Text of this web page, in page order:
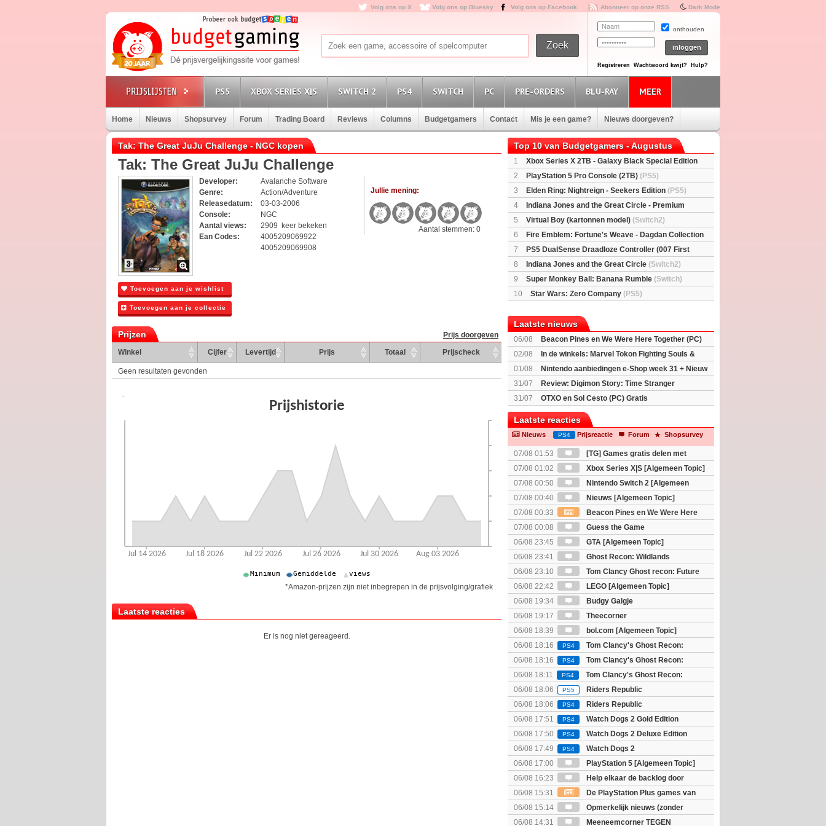
Volg ons op X Volg ons op Bluesky Volg ons op Facebook Abonneer op onze RSS Dark Mode
onthouden
Registreren Wachtwoord kwijt? Hulp?
PS5 XBOX SERIES X|S SWITCH 2 PS4 SWITCH PC PRE-ORDERS BLU-RAY MEER
Home Nieuws Shopsurvey Forum Trading Board Reviews Columns Budgetgamers Contact Mis je een game? Nieuws doorgeven?
Tak: The Great JuJu Challenge - NGC kopen
Tak: The Great JuJu Challenge
Developer:
Avalanche Software
Genre:
Action/Adventure
Releasedatum:
03-03-2006
Console:
NGC
Aantal views:
2909 keer bekeken
Ean Codes:
4005209069922
4005209069908
Toevoegen aan je wishlist
Toevoegen aan je collectie
Jullie mening:
Aantal stemmen: 0
Prijzen
Prijs doorgeven
Winkel
Cijfer Levertijd Prijs Totaal Prijscheck
Geen resultaten gevonden
*Amazon-prijzen zijn niet inbegrepen in de prijsvolging/grafiek
Laatste reacties
Er is nog niet gereageerd.
Top 10 van Budgetgamers - Augustus
1
Xbox Series X 2TB - Galaxy Black Special Edition
(XboxSeriesX)
2 PlayStation 5 Pro Console (2TB) (PS5)
3
Elden Ring: Nightreign - Seekers Edition (PS5)
4
Indiana Jones and the Great Circle - Premium
Edition(PS5)
5 Virtual Boy (kartonnen model) (Switch2)
6
Fire Emblem: Fortune's Weave - Dagdan Collection
(Switch2)
7
PS5 DualSense Draadloze Controller (007 First
Light Limited Edition)(PS5)
8 Indiana Jones and the Great Circle (Switch2)
9
Super Monkey Ball: Banana Rumble (Switch)
10
Star Wars: Zero Company (PS5)
Laatste nieuws
06/08
Beacon Pines en We Were Here Together (PC)
Gratis
02/08
In de winkels: Marvel Tokon Fighting Souls &
Beast of Reincarnation
01/08
Nintendo aanbiedingen e-Shop week 31 + Nieuw
voor Switch 2
31/07
Review: Digimon Story: Time Stranger
31/07
OTXO en Sol Cesto (PC) Gratis
Laatste reacties
Nieuws PS4 Prijsreactie Forum Shopsurvey
07/08 01:53
[TG] Games gratis delen met
elkaar.
07/08 01:02
Xbox Series X|S [Algemeen Topic]
07/08 00:50
Nintendo Switch 2 [Algemeen
Topic]
07/08 00:40
Nieuws [Algemeen Topic]
07/08 00:33
Beacon Pines en We Were Here
Together (PC) Gratis
07/08 00:08
Guess the Game
06/08 23:45
GTA [Algemeen Topic]
06/08 23:41
Ghost Recon: Wildlands
[Algemeen]
06/08 23:10
Tom Clancy Ghost recon: Future
soldier
06/08 22:42
LEGO [Algemeen Topic]
06/08 19:34
Budgy Galgje
06/08 19:17
Theecorner
06/08 18:39
bol.com [Algemeen Topic]
06/08 18:16
PS4
Tom Clancy's Ghost Recon:
Breakpoint - Ultimate Edition
06/08 18:16 PS4
Tom Clancy's Ghost Recon:
Breakpoint - Standard Edition
06/08 18:11 PS4
Tom Clancy's Ghost Recon:
Wildlands
06/08 18:06 PS5
Riders Republic
06/08 18:06
PS4
Riders Republic
06/08 17:51
PS4
Watch Dogs 2 Gold Edition
06/08 17:50
PS4
Watch Dogs 2 Deluxe Edition
06/08 17:49
PS4
Watch Dogs 2
06/08 17:00
PlayStation 5 [Algemeen Topic]
06/08 16:23
Help elkaar de backlog door
06/08 15:31
De PlayStation Plus games van
augustus zijn bekend
06/08 15:14
Opmerkelijk nieuws (zonder
politiek/religie)
06/08 14:31 Meeneemcorner TEGEN